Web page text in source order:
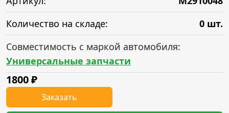
Количество на складе:
0 шт.
Совместимость с маркой автомобиля:
Универсальные запчасти
1800₽
Заказать